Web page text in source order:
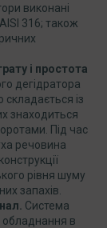
виконані
316; також
і простота
дегідратора
із
знаходиться
Під час
речовина
рівня шуму
запахів.
Система
обладнання в